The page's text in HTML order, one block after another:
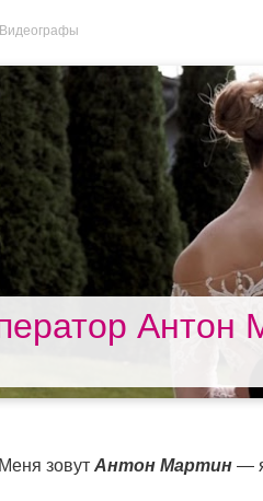
Видеографы
Антон
Меня зовут Антон Мартин —